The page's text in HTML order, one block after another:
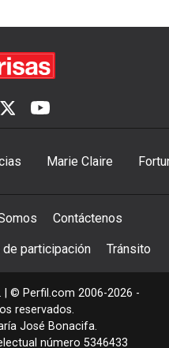
Marie Claire
Contáctenos
de participación Tránsito
| © Perfil.com 2006-2026 -
reservados.
José Bonacifa.
número 5346433